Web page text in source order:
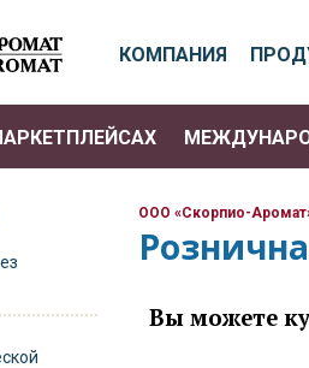
КОМПАНИЯ
ООО «Скорпио-
Вы можете